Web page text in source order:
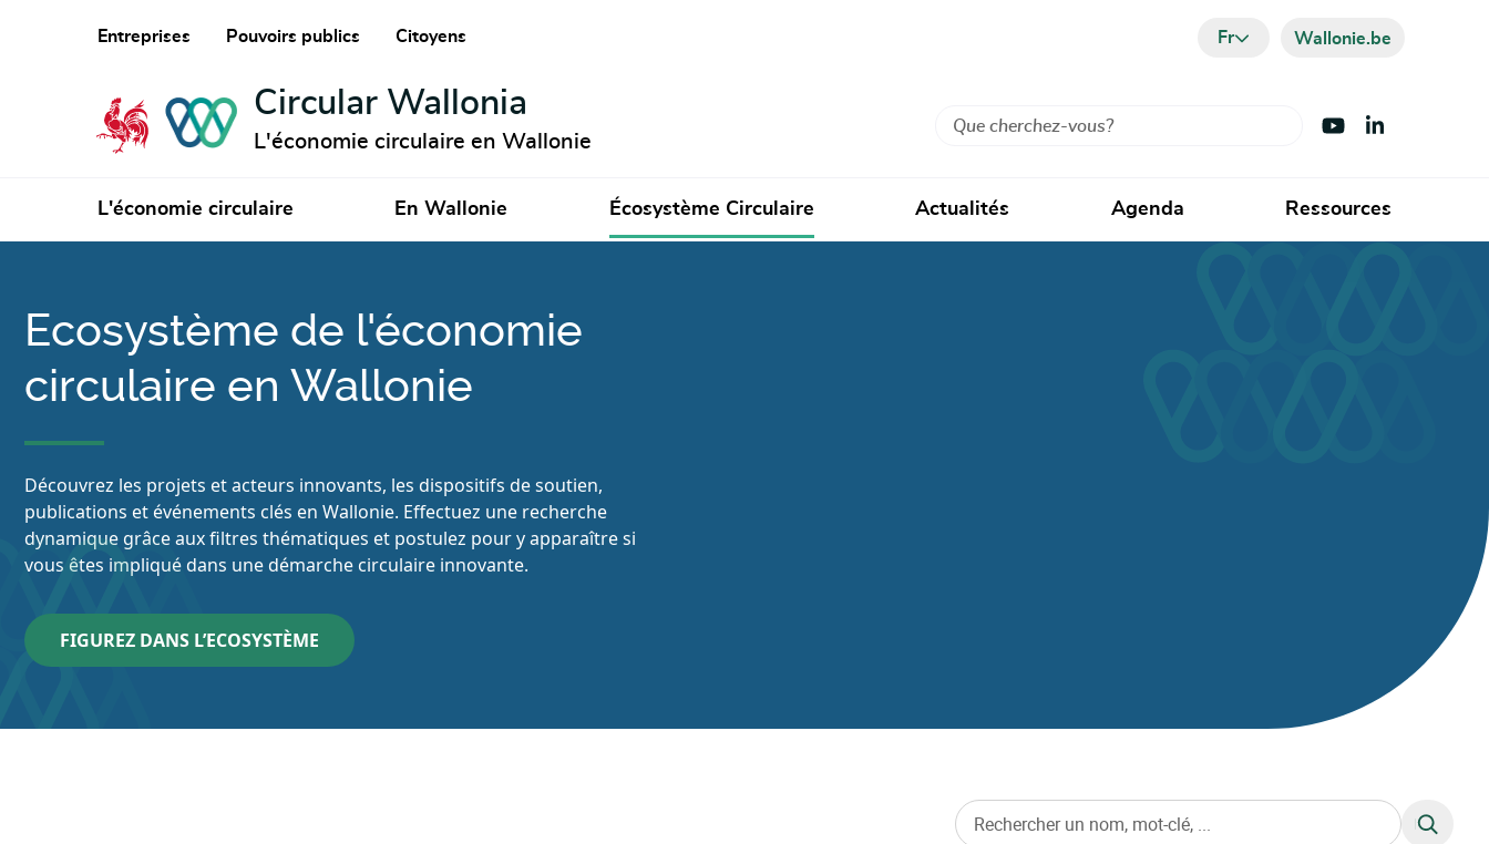
Entreprises Pouvoirs publics Citoyens Fr Wallonie.be
Circular Wallonia
L'économie circulaire en Wallonie
Rechercher Visiter Youtube
Visiter LinkedIn
L'économie circulaire En Wallonie Écosystème Circulaire Actualités Agenda Ressources
Ecosystème de l'économie
circulaire en Wallonie
Découvrez les projets et acteurs innovants, les dispositifs de soutien,
publications et événements clés en Wallonie. Effectuez une recherche
dynamique grâce aux filtres thématiques et postulez pour y apparaître si
vous êtes impliqué dans une démarche circulaire innovante.
FIGUREZ DANS L’ECOSYSTÈME